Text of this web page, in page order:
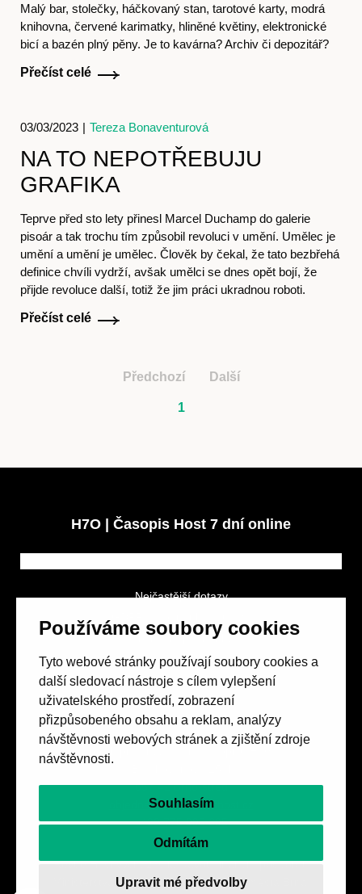
Používáme soubory cookies
Tyto webové stránky používají soubory cookies a
další sledovací nástroje s cílem vylepšení
uživatelského prostředí, zobrazení
přizpůsobeného obsahu a reklam, analýzy
návštěvnosti webových stránek a zjištění zdroje
návštěvnosti.
Souhlasím
Odmítám
Upravit mé předvolby
Předplatné
Malý bar, stolečky, háčkovaný stan, tarotové karty, modrá
knihovna, červené karimatky, hliněné květiny, elektronické
bicí a bazén plný pěny. Je to kavárna? Archiv či depozitář?
Přečíst celé
03/03/2023 | Tereza Bonaventurová
NA TO NEPOTŘEBUJU
GRAFIKA
Teprve před sto lety přinesl Marcel Duchamp do galerie
pisoár a tak trochu tím způsobil revoluci v umění. Umělec je
umění a umění je umělec. Člověk by čekal, že tato bezbřehá
definice chvíli vydrží, avšak umělci se dnes opět bojí, že
přijde revoluce další, totiž že jim práci ukradnou roboti.
Přečíst celé
Předchozí Další
1
H7O | Časopis Host 7 dní online
Nejčastější dotazy
Obchodní podmínky
Spolek přátel vydávání
657 42 Brno-střed
objednavky@casopishost.cz
+420 775 995 695
Revue Host vychází s laskavou finanční podporou
Ministerstva kultury ČR a statutárního města Brna.